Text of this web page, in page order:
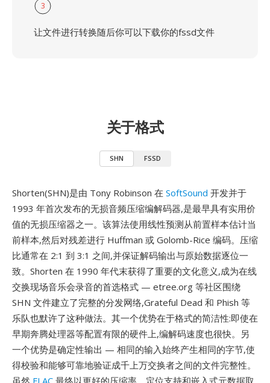
3
让文件进行转换随后你可以下载你的fssd文件
关于格式
SHN FSSD
Shorten(SHN)是由 Tony Robinson 在 SoftSound 开发并于
1993 年首次发布的无损音频压缩编解码器,是最早具有实用价
值的无损压缩器之一。该算法使用线性预测从前置样本估计当
前样本,然后对残差进行 Huffman 或 Golomb-Rice 编码。压缩
比通常在 2:1 到 3:1 之间,并保证解码输出与原始数据逐位一
致。Shorten 在 1990 年代末获得了重要的文化意义,成为在线
交换现场音乐会录音的首选格式 — etree.org 等社区围绕
SHN 文件建立了完整的分发网络,Grateful Dead 和 Phish 等
乐队也默许了这种做法。其一个优势在于格式的简洁性:即使在
早期奔腾处理器等配置有限的硬件上,编解码速度也很快。另
一个优势是确定性输出 — 相同的输入始终产生相同的字节,使
得校验和能够可靠地验证成千上万交换者之间的文件完整性。
虽然 FLAC 最终以更好的压缩率、定位支持和嵌入式元数据取